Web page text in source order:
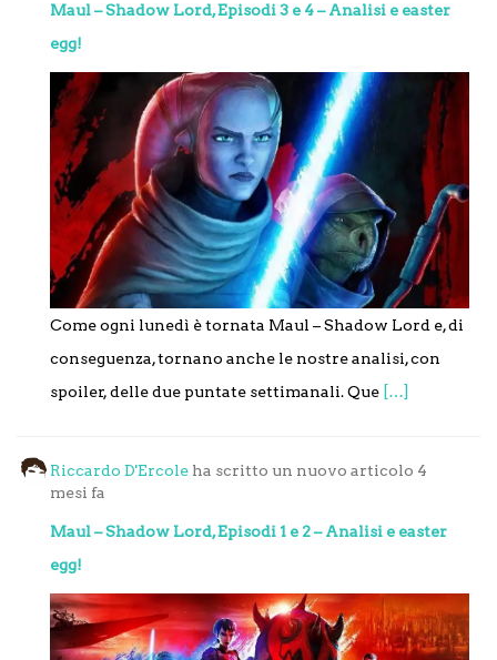
Maul – Shadow Lord, Episodi 3 e 4 – Analisi e easter
egg!
Come ogni lunedì è tornata Maul – Shadow Lord e, di
conseguenza, tornano anche le nostre analisi, con
spoiler, delle due puntate settimanali. Que […]
Riccardo D'Ercole ha scritto un nuovo articolo 4
mesi fa
Maul – Shadow Lord, Episodi 1 e 2 – Analisi e easter
egg!